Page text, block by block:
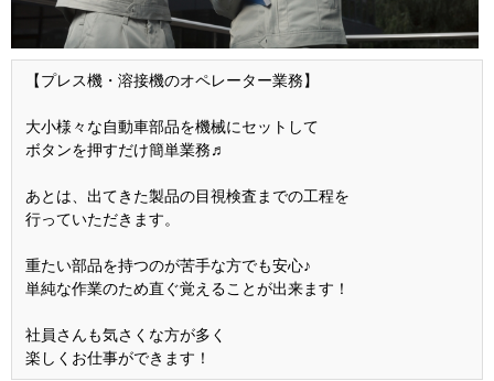
【プレス機・溶接機のオペレーター業務】
大小様々な自動車部品を機械にセットして
ボタンを押すだけ簡単業務♬
あとは、出てきた製品の目視検査までの工程を
行っていただきます。
重たい部品を持つのが苦手な方でも安心♪
単純な作業のため直ぐ覚えることが出来ます！
社員さんも気さくな方が多く
楽しくお仕事ができます！